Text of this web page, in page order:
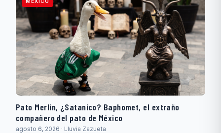
MÉXICO
Pato Merlin, ¿Satanico? Baphomet, el extraño
compañero del pato de México
agosto 6, 2026 · Lluvia Zazueta